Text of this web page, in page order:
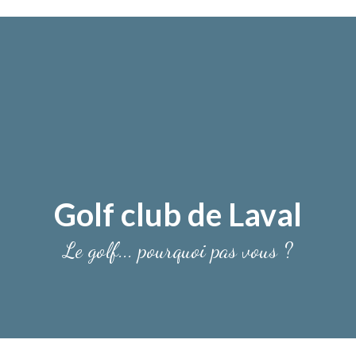
Golf club de Laval
Le golf... pourquoi pas vous ?